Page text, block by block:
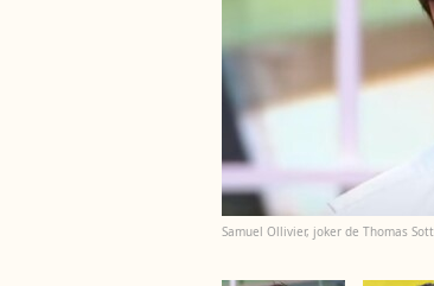
Samuel Ollivier, joker de Thomas